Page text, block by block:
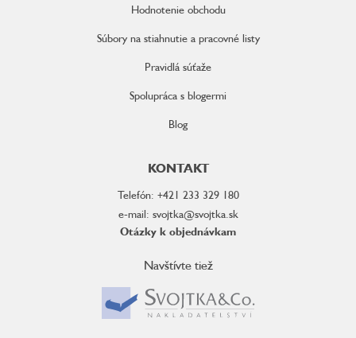
Hodnotenie obchodu
Súbory na stiahnutie a pracovné listy
Pravidlá súťaže
Spolupráca s blogermi
Blog
KONTAKT
Telefón: +421 233 329 180
e-mail: svojtka@svojtka.sk
Otázky k objednávkam
Navštívte tiež